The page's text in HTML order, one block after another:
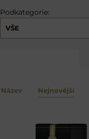
Podkategorie:
VŠE
Název Nejnovější